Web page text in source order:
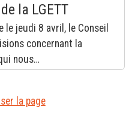
la LGETT
le jeudi 8 avril, le Conseil
concernant la
nous…
la page